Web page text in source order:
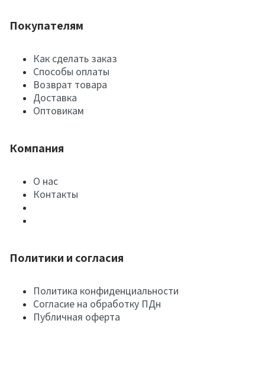
Покупателям
Как сделать заказ
Способы оплаты
Возврат товара
Доставка
Оптовикам
Компания
О нас
Контакты
Политики и согласия
Политика конфиденциальности
Согласие на обработку ПДн
Публичная оферта